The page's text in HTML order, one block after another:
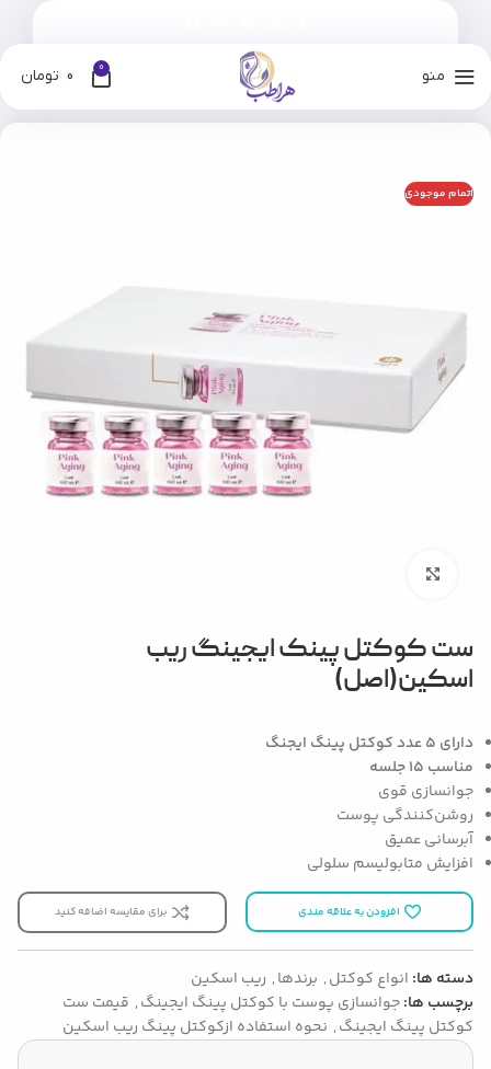
منو 0
0 تومان
ریب اسکین
اتمام موجودی
ست کوکتل پینک ایجینگ ریب
اسکین(اصل)
دارای 5 عدد کوکتل پینگ ایجنگ
مناسب 15 جلسه
جوانسازی قوی
روشن‌کنندگی پوست
آبرسانی عمیق
افزایش متابولیسم سلولی
افزودن به علاقه مندی برای مقایسه اضافه کنید
دسته ها: انواع کوکتل, برندها, ریب اسکین
برچسب ها:جوانسازی پوست با کوکتل پینگ ایجینگ, قیمت ست
کوکتل پینگ ایجینگ, نحوه استفاده ازکوکتل پینگ ریب اسکین